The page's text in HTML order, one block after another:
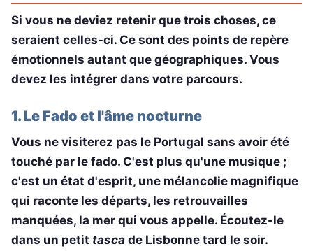
Si vous ne deviez retenir que trois choses, ce
seraient celles-ci. Ce sont des points de repère
émotionnels autant que géographiques. Vous
devez les intégrer dans votre parcours.
1. Le Fado et l'âme nocturne
Vous ne visiterez pas le Portugal sans avoir été
touché par le fado. C'est plus qu'une musique ;
c'est un état d'esprit, une mélancolie magnifique
qui raconte les départs, les retrouvailles
manquées, la mer qui vous appelle. Écoutez-le
dans un petit tasca de Lisbonne tard le soir.